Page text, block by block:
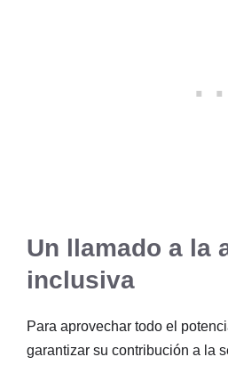
Un llamado a la
inclusiva
Para aprovechar todo el
garantizar su contribución a la